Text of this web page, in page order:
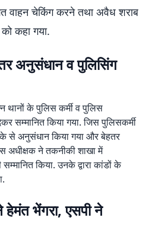
वाहन चेकिंग करने तथा अवैध शराब
कहा गया.
अनुसंधान व पुलिसिंग
थानों के पुलिस कर्मी व पुलिस
सम्मानित किया गया. जिस पुलिसकर्मी
से अनुसंधान किया गया और बेहतर
अधीक्षक ने तकनीकी शाखा में
किया. उनके द्वारा कांडों के
भेंगरा, एसपी ने